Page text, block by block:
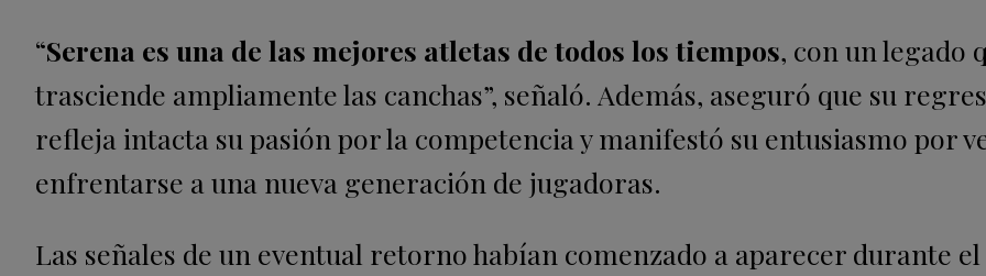
“Serena es una de las mejores atletas de todos los tiempos, con un legado
trasciende ampliamente las canchas”, señaló. Además, aseguró que su
refleja intacta su pasión por la competencia y manifestó su entusiasmo por
enfrentarse a una nueva generación de jugadoras.
Las señales de un eventual retorno habían comenzado a aparecer durante